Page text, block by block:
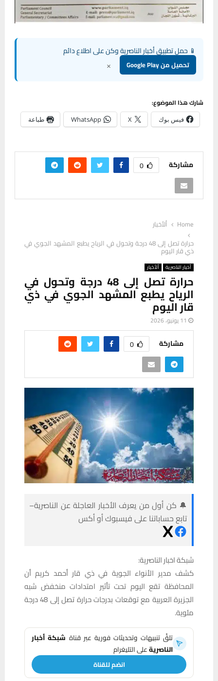
📱 حمل تطبيق أخبار الناصرية وكن على اطلاع دائم
تحميل من Google Play ×
شارك هذا الموضوع:
فيس بوك X
WhatsApp طباعة
مشاركة 0
Home
ألأخبار
حرارة تصل إلى 48 درجة وتحول في الرياح يطبع المشهد الجوي في
ذي قار اليوم
أخبار الناصرية ألأخبار
حرارة تصل إلى 48 درجة وتحول في
الرياح يطبع المشهد الجوي في ذي
قار اليوم
11 يونيو، 2026
مشاركة 0
🔔 كن أول من يعرف الأخبار العاجلة عن الناصرية–
تابع حساباتنا على فيسبوك أو أكس
شبكة اخبار الناصرية:
كشف مدير الأنواء الجوية في ذي قار أحمد كريم أن
المحافظة تقع اليوم تحت تأثير امتدادات منخفض شبه
الجزيرة العربية مع توقعات بدرجات حرارة تصل إلى 48 درجة
مئوية.
تلقَّ تنبيهات وتحديثات فورية عبر قناة شبكة أخبار
الناصريةعلى التليغرام
انضم للقناة